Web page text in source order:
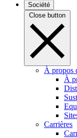
Société
Close button
À propos
À
Carrières